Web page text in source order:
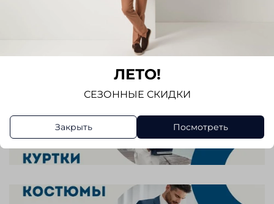
ЛЕТО!
СЕЗОННЫЕ СКИДКИ
Закрыть Посмотреть